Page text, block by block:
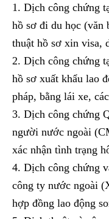
1. Dịch công chứng
hồ sơ đi du học (văn
thuật hồ sơ xin visa,
2. Dịch công chứng
hồ sơ xuất khẩu lao
pháp, bằng lái xe,
3. Dịch công chứng
người nước ngoài
xác nhận tình trạng
4. Dịch công chứng
công ty nước ngoài
hợp đồng lao động